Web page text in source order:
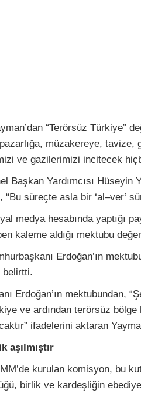
“Terörsüz Türkiye”
müzakereye,
ve gazilerimizi incitecek
Başkan Yardımcısı
“Bu süreçte asla bir ‘al–ver’
medya hesabında yaptığı
kaleme aldığı mektubu
Erdoğan’ın
belirtti.
Erdoğan’ın mektubundan,
ve ardından terörsüz
ifadelerini aktaran
aşılmıştır
kurulan komisyon, bu
birlik ve kardeşliğin